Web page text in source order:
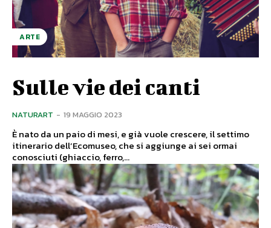
ARTE
Sulle vie dei canti
NATURART - 19 MAGGIO 2023
È nato da un paio di mesi, e già vuole crescere, il settimo
itinerario dell’Ecomuseo, che si aggiunge ai sei ormai
conosciuti (ghiaccio, ferro,...